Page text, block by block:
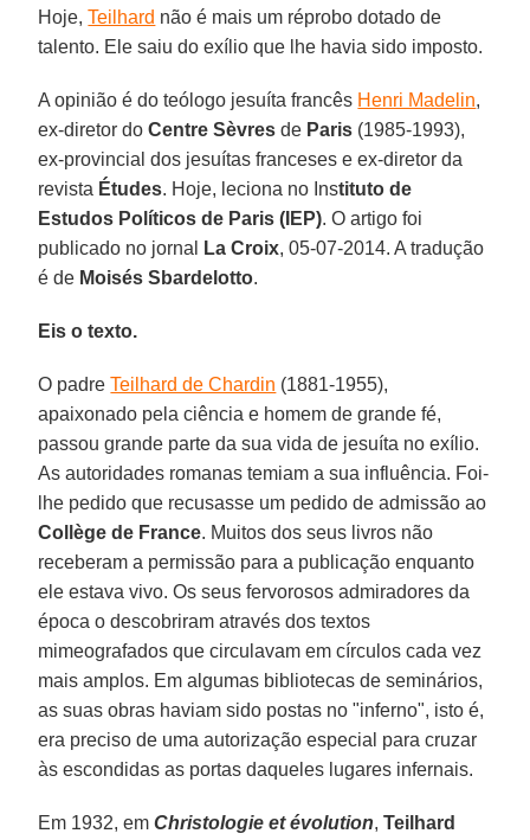
Hoje,Teilhard não é mais um réprobo dotado de
talento. Ele saiu do exílio que lhe havia sido imposto.
A opinião é do teólogo jesuíta francês Henri Madelin,
ex-diretor doCentre Sèvres de Paris (1985-1993),
ex-provincial dos jesuítas franceses e ex-diretor da
revista Études. Hoje, leciona no Instituto de
Estudos Políticos de Paris (IEP). O artigo foi
publicado no jornal
La Croix, 05-07-2014. A tradução
é de Moisés Sbardelotto.
Eis o texto.
O padreTeilhard de Chardin (1881-1955),
apaixonado pela ciência e homem de grande fé,
passou grande parte da sua vida de jesuíta no exílio.
As autoridades romanas temiam a sua influência. Foi-
lhe pedido que recusasse um pedido de admissão ao
Collège de France. Muitos dos seus livros não
receberam a permissão para a publicação enquanto
ele estava vivo. Os seus fervorosos admiradores da
época o descobriram através dos textos
mimeografados que circulavam em círculos cada vez
mais amplos. Em algumas bibliotecas de seminários,
as suas obras haviam sido postas no "inferno", isto é,
era preciso de uma autorização especial para cruzar
às escondidas as portas daqueles lugares infernais.
Em 1932, emChristologie et évolution,Teilhard